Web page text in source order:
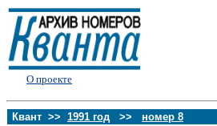
О проекте
Квант >> 1991 год >> номер 8